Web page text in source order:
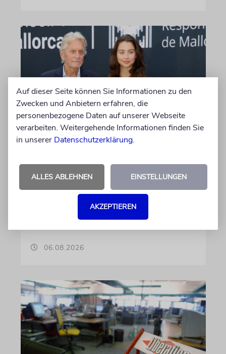
PALMA
Ehrenbotschafter Mallorcas
Der Hollywood-Star mit jüdischem
Familienhintergrund wird für seine enge
Verbindung zu der spanischen Insel und sein
Engagement für deren kulturelles Erbe geehrt
06.08.2026
Auf dieser Seite können Sie Informationen zu den
Zwecken und Anbietern erfahren, die
personenbezogene Daten auf unserer Webseite
verarbeiten. Weitergehende Informationen finden Sie
in unserer Datenschutzerklärung.
ALLES ABLEHNEN EINSTELLUNGEN
AKZEPTIEREN